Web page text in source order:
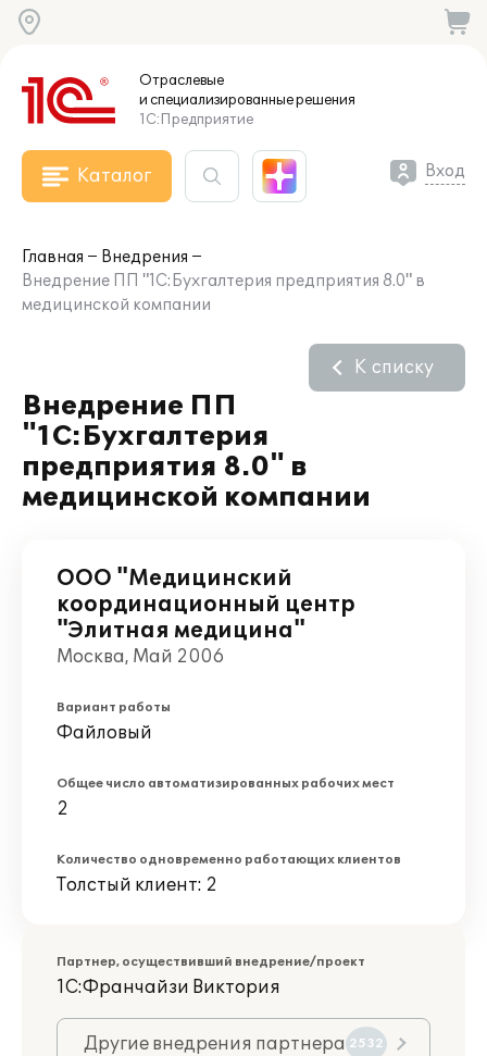
Отраслевые
и специализированныерешения
1С:Предприятие
Каталог Вход
Главная
Внедрения
Внедрение ПП "1С:Бухгалтерия предприятия 8.0" в
медицинской компании
Внедрение ПП
"1С:Бухгалтерия
предприятия 8.0" в
медицинской компании
К списку
ООО "Медицинский
координационный центр
"Элитная медицина"
Москва, Май 2006
Вариант работы
Файловый
Общее число автоматизированных рабочих мест
2
Количество одновременно работающих клиентов
Толстый клиент: 2
Партнер, осуществивший внедрение/проект
1С:Франчайзи Виктория
Другие внедрения партнера 2532